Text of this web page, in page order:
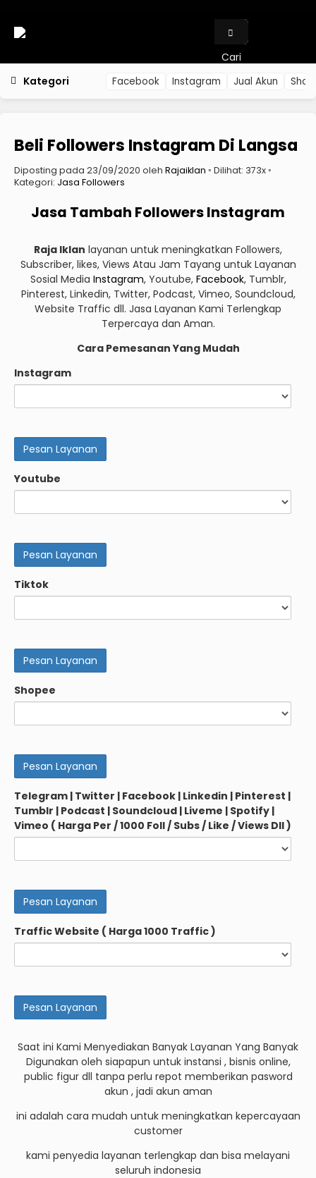
Cari
Kategori
Facebook Instagram Jual Akun
Beli Followers Instagram Di Langsa
Diposting pada 23/09/2020 oleh Rajaiklan ◦ Dilihat: 373x ◦
Kategori: Jasa Followers
Jasa Tambah Followers Instagram
Raja Iklan layanan untuk meningkatkan Followers,
Subscriber, likes, Views Atau Jam Tayang untuk Layanan
Sosial Media Instagram, Youtube, Facebook, Tumblr,
Pinterest, Linkedin, Twitter, Podcast, Vimeo, Soundcloud,
Website Traffic dll. Jasa Layanan Kami Terlengkap
Terpercaya dan Aman.
Cara Pemesanan Yang Mudah
Instagram
Youtube
Tiktok
Shopee
Telegram | Twitter | Facebook | Linkedin | Pinterest |
Tumblr | Podcast | Soundcloud | Liveme | Spotify |
Vimeo ( Harga Per / 1000 Foll / Subs / Like / Views Dll )
Traffic Website ( Harga 1000 Traffic )
Saat ini Kami Menyediakan Banyak Layanan Yang Banyak
Digunakan oleh siapapun untuk instansi , bisnis online,
public figur dll tanpa perlu repot memberikan pasword
akun , jadi akun aman
ini adalah cara mudah untuk meningkatkan kepercayaan
customer
kami penyedia layanan terlengkap dan bisa melayani
seluruh indonesia